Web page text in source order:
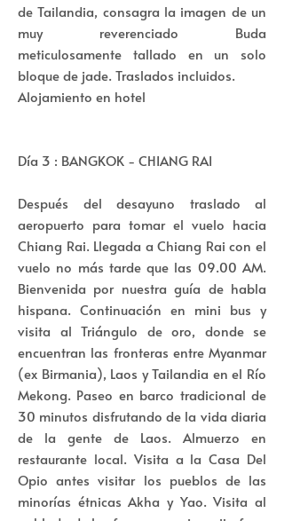
de Tailandia, consagra la imagen de un
muy reverenciado Buda
meticulosamente tallado en un solo
bloque de jade. Traslados incluidos.
Alojamiento en hotel
Día 3 : BANGKOK - CHIANG RAI
Después del desayuno traslado al
aeropuerto para tomar el vuelo hacia
Chiang Rai. Llegada a Chiang Rai con el
vuelo no más tarde que las 09.00 AM.
Bienvenida por nuestra guía de habla
hispana. Continuación en mini bus y
visita al Triángulo de oro, donde se
encuentran las fronteras entre Myanmar
(ex Birmania), Laos y Tailandia en el Río
Mekong. Paseo en barco tradicional de
30 minutos disfrutando de la vida diaria
de la gente de Laos. Almuerzo en
restaurante local. Visita a la Casa Del
Opio antes visitar los pueblos de las
minorías étnicas Akha y Yao. Visita al